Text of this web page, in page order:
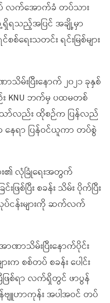
ပ် လက်အောက်ခံ တပ်သား
ရသည့်အပြင် အချို့မှာ
စ်ရေးသတင်း ရင်းမြစ်များ
းပြီးနောက် ၂၀၂၁ ခုနှစ်
ဘက်မှ ပထမတစ်
ာ်လည်း ထိုစဉ်က ပြန်လည်
ေရာ ပြန်ဝင်ယူကာ တပ်စွဲ
၏ လုံခြုံရေးအတွက်
စ်ပြီး စခန်း သိမ်း ပိုက်ပြီး
ပ်ငန်းများကို ဆက်လက်
ဏာသိမ်းပြီးနောက်ပိုင်း
းက စစ်တပ် စခန်း ပေါင်း
ဖြစ်ရာ လက်ရှိတွင် ဖာပွန်
ျူဟာကုန်း အပါအဝင် တပ်